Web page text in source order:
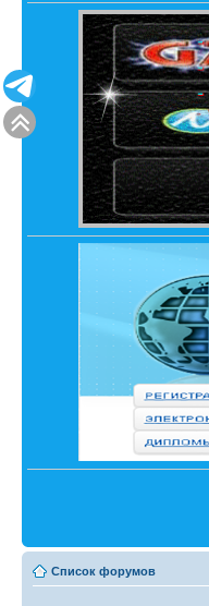
Список форумов